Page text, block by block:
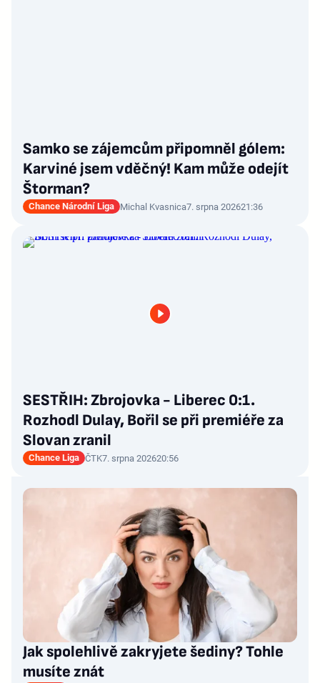
Samko se zájemcům připomněl gólem:
Karviné jsem vděčný! Kam může odejít
Štorman?
Chance Národní Liga Michal Kvasnica7. srpna 202621:36
SESTŘIH: Zbrojovka - Liberec 0:1.
Rozhodl Dulay, Bořil se při premiéře za
Slovan zranil
Chance Liga ČTK7. srpna 202620:56
Jak spolehlivě zakryjete šediny? Tohle
musíte znát